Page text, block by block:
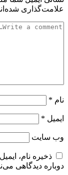
علامت‌گذاری
نام *
ایمیل *
وب‌ سایت
ذخیره نام،
دوباره دیدگاهی